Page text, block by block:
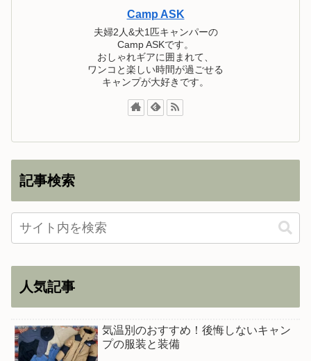
Camp ASK
夫婦2人&犬1匹キャンパーの
Camp ASKです。
おしゃれギアに囲まれて、
ワンコと楽しい時間が過ごせる
キャンプが大好きです。
記事検索
人気記事
気温別のおすすめ！後悔しないキャン
プの服装と装備